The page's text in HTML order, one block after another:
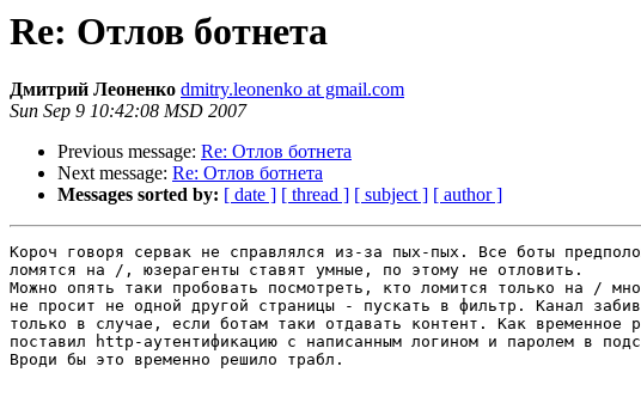
Re: Отлов ботнета
Дмитрий Леоненко dmitry.leonenko at gmail.com
Sun Sep 9 10:42:08 MSD 2007
Previous message: Re: Отлов ботнета
Next message: Re: Отлов ботнета
Messages sorted by: [ date ] [ thread ] [ subject ] [ author ]
Короч говоря сервак не справлялся из-за пых-пых. Все боты
ломятся на /, юзерагенты ставят умные, по этому не отловить.
Можно опять таки пробовать посмотреть, кто ломится только на /
не просит не одной другой страницы - пускать в фильтр. Канал
только в случае, если ботам таки отдавать контент. Как временное
поставил http-аутентификацию с написанным логином и паролем в
Вроди бы это временно решило трабл.